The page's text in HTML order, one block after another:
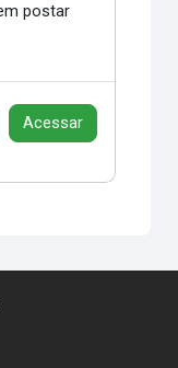
postar
Acessar